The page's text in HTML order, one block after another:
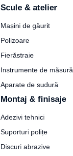
Scule & atelier
Mașini de găurit
Polizoare
Fierăstraie
Instrumente de măsură
Aparate de sudură
Montaj & finisaje
Adezivi tehnici
Suporturi polițe
Discuri abrazive